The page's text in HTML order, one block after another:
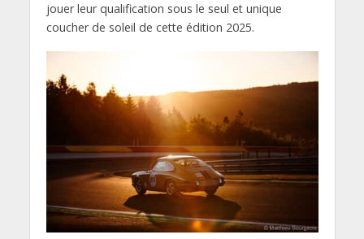
jouer leur qualification sous le seul et unique
coucher de soleil de cette édition 2025.